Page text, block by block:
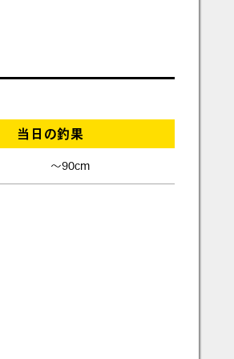
当日の釣果
〜90cm